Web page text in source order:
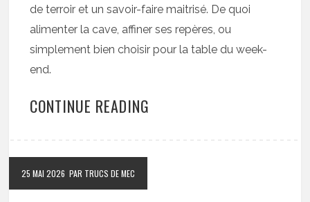
de terroir et un savoir-faire maitrisé. De quoi
alimenter la cave, affiner ses repères, ou
simplement bien choisir pour la table du week-
end.
CONTINUE READING
25 MAI 2026 PAR TRUCS DE MEC